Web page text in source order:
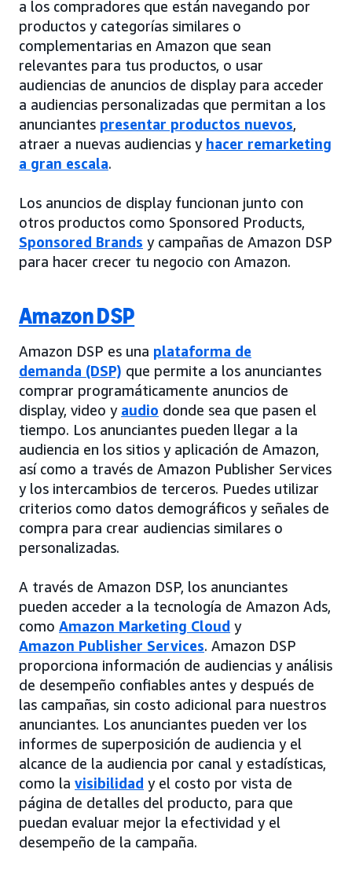
a los compradores que están navegando por
productos y categorías similares o
complementarias en Amazon que sean
relevantes para tus productos, o usar
audiencias de anuncios de display para acceder
a audiencias personalizadas que permitan a los
anunciantes presentar productos nuevos,
atraer a nuevas audiencias y hacer remarketing
a gran escala.
Los anuncios de display funcionan junto con
otros productos como Sponsored Products,
Sponsored Brands y campañas de Amazon DSP
para hacer crecer tu negocio con Amazon.
Amazon DSP
Amazon DSP es una plataforma de
demanda (DSP) que permite a los anunciantes
comprar programáticamente anuncios de
display, video y audio donde sea que pasen el
tiempo. Los anunciantes pueden llegar a la
audiencia en los sitios y aplicación de Amazon,
así como a través de Amazon Publisher Services
y los intercambios de terceros. Puedes utilizar
criterios como datos demográficos y señales de
compra para crear audiencias similares o
personalizadas.
A través de Amazon DSP, los anunciantes
pueden acceder a la tecnología de Amazon Ads,
como Amazon Marketing Cloud y
Amazon Publisher Services. Amazon DSP
proporciona información de audiencias y análisis
de desempeño confiables antes y después de
las campañas, sin costo adicional para nuestros
anunciantes. Los anunciantes pueden ver los
informes de superposición de audiencia y el
alcance de la audiencia por canal y estadísticas,
como la visibilidad y el costo por vista de
página de detalles del producto, para que
puedan evaluar mejor la efectividad y el
desempeño de la campaña.